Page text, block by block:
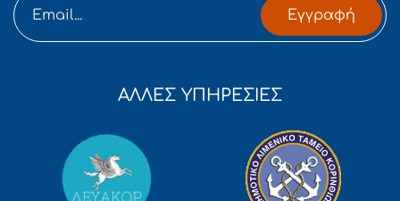
Εγγραφή
ΑΛΛΕΣ ΥΠΗΡΕΣΙΕΣ